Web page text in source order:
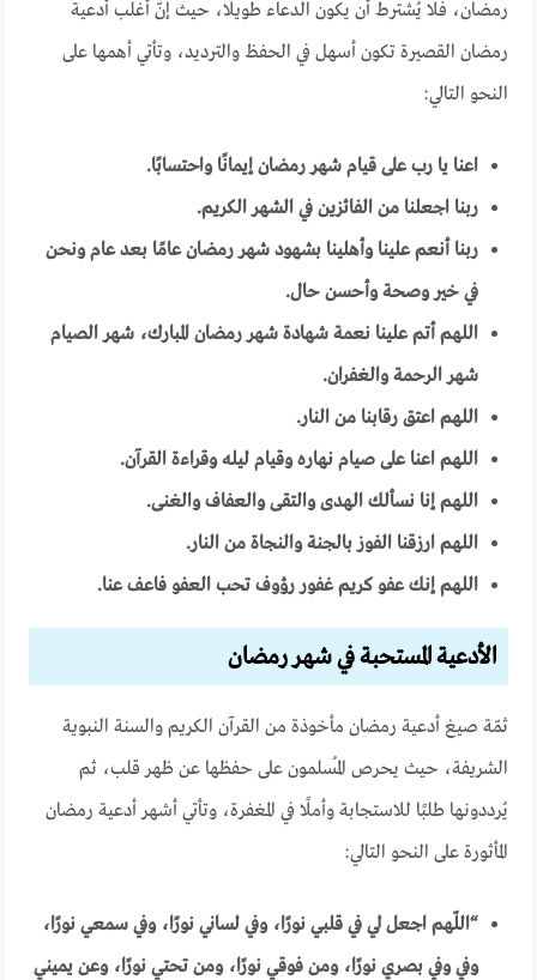
رمضان، فلا يُشترط أن يكون الدعاء طويلًا، حيث إنّ أغلب أدعية
رمضان القصيرة تكون أسهل في الحفظ والترديد، وتأتي أهمها على
النحو التالي:
اعنا يا رب على قيام شهر رمضان إيمانًا واحتسابًا.
ربنا اجعلنا من الفائزين في الشهر الكريم.
ربنا أنعم علينا وأهلينا بشهود شهر رمضان عامًا بعد عام ونحن
في خير وصحة وأحسن حال.
اللهم أتم علينا نعمة شهادة شهر رمضان المبارك، شهر الصيام
شهر الرحمة والغفران.
اللهم اعتق رقابنا من النار.
اللهم اعنا على صيام نهاره وقيام ليله وقراءة القرآن.
اللهم إنا نسألك الهدى والتقى والعفاف والغنى.
اللهم ارزقنا الفوز بالجنة والنجاة من النار.
اللهم إنك عفو كريم غفور رؤوف تحب العفو فاعف عنا.
الأدعية المستحبة في شهر رمضان
ثمّة صيغ أدعية رمضان مأخوذة من القرآن الكريم والسنة النبوية
الشريفة، حيث يحرص المُسلمون على حفظها عن ظهر قلب، ثم
يُرددونها طلبًا للاستجابة وأملًا في المغفرة، وتأتي أشهر أدعية رمضان
المأثورة على النحو التالي:
“اللّهم اجعل لي في قلبي نورًا، وفي لساني نورًا، وفي سمعي نورًا،
وفي وفي بصري نورًا، ومن فوقي نورًا، ومن تحتي نورًا، وعن يميني